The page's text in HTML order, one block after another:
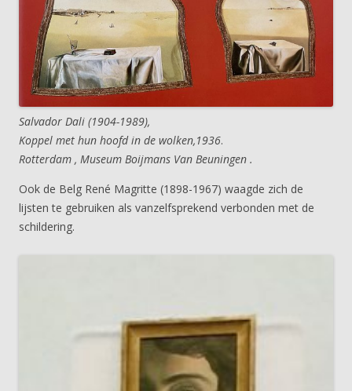
Salvador Dali (1904-1989),
Koppel met hun hoofd in de wolken,1936.
Rotterdam , Museum Boijmans Van Beuningen .
Ook de Belg René Magritte (1898-1967) waagde zich de
lijsten te gebruiken als vanzelfsprekend verbonden met de
schildering.